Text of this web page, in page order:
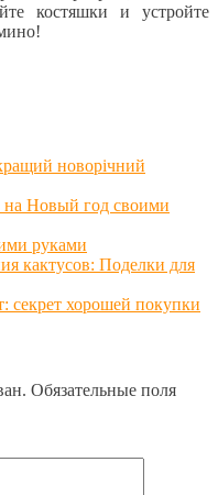
костяшки и устройте
новорічний
на Новый год своими
руками
кактусов: Поделки для
секрет хорошей покупки
Обязательные поля